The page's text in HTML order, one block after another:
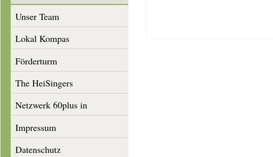
Unser Team
Lokal Kompas
Förderturm
The HeiSingers
Netzwerk 60plus in
Heisingen
Impressum
Datenschutz